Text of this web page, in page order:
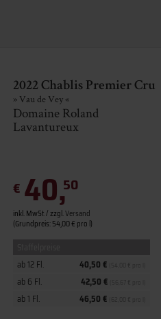
2022 Chablis Premier Cru
» Vau de Vey «
Domaine Roland
Lavantureux
€ 40,50
inkl. MwSt. / zzgl.Versand
(Grundpreis: 54,00 € pro l)
ab 1 Fl. 46,50 €
ab 6 Fl. 42,50 €
ab 12 Fl. 40,50 €